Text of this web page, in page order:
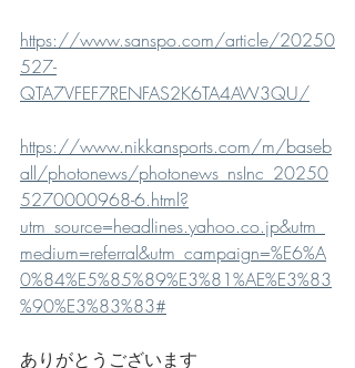
https://www.sanspo.com/article/20250
527-
QTA7VFEF7RENFAS2K6TA4AW3QU/
https://www.nikkansports.com/m/baseb
all/photonews/photonews_nsInc_20250
5270000968-6.html?
utm_source=headlines.yahoo.co.jp&utm_
medium=referral&utm_campaign=%E6%A
0%84%E5%85%89%E3%81%AE%E3%83
%90%E3%83%83#
ありがとうございます